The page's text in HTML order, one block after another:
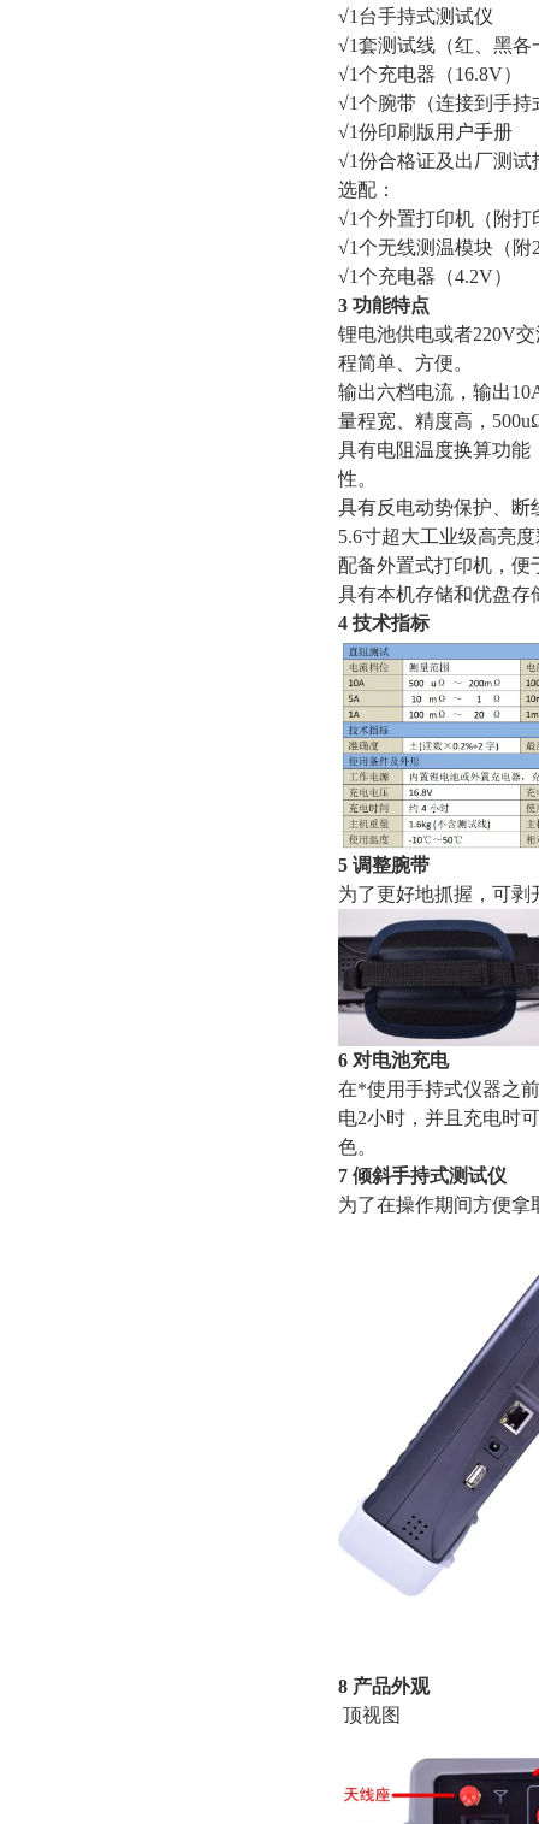
√1台手持式测试仪
√1套测试线（红、黑各
√1个充电器（16.8V）
√1个腕带（连接到手持
√1份印刷版用户手册
√1份合格证及出厂测试
选配：
√1个外置打印机（附打
√1个无线测温模块（附
√1个充电器（4.2V）
3 功能特点
锂电池供电或者220V
程简单、方便。
输出六档电流，输出
量程宽、精度高，
具有电阻温度换算功能
性。
具有反电动势保护、断
5.6寸超大工业级高亮
配备外置式打印机，便
具有本机存储和优盘存
4 技术指标
5 调整腕带
为了更好地抓握，可剥
6 对电池充电
在*使用手持式仪器之
电2小时，并且充电时
色。
7 倾斜手持式测试仪
为了在操作期间方便拿
8 产品外观
顶视图